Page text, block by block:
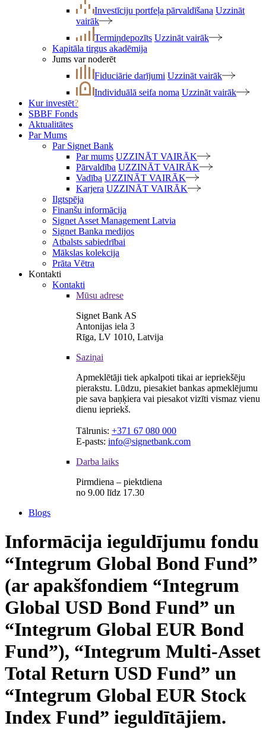
Investīciju portfeļa pārvaldīšana Uzzināt
vairāk
Termiņdepozīts Uzzināt vairāk
Kapitāla tirgus akadēmija
Jums var noderēt
Fiduciārie darījumi Uzzināt vairāk
Individuālā seifa noma Uzzināt vairāk
Kur investēt?
SBBF Fonds
Aktualitātes
Par Mums
Par Signet Bank
Par mums UZZINĀT VAIRĀK
Pārvaldība UZZINĀT VAIRĀK
Vadība UZZINĀT VAIRĀK
Karjera UZZINĀT VAIRĀK
Ilgtspēja
Finanšu informācija
Signet Asset Management Latvia
Signet Banka medijos
Atbalsts sabiedrībai
Mākslas kolekcija
Prāta Vētra
Kontakti
Kontakti
Mūsu adrese
Signet Bank AS
Antonijas iela 3
Rīga, LV 1010, Latvija
Saziņai
Apmeklētāji tiek apkalpoti tikai ar iepriekšēju
pierakstu. Lūdzu, piesakiet bankas apmeklējumu
pie sava baņķiera vai piesakot vizīti vismaz vienu
dienu iepriekš.
Tālrunis: +371 67 080 000
E-pasts: info@signetbank.com
Darba laiks
Pirmdiena – piektdiena
no 9.00 līdz 17.30
Blogs
Informācija ieguldījumu fondu
“Integrum Global Bond Fund”
(ar apakšfondiem “Integrum
Global USD Bond Fund” un
“Integrum Global EUR Bond
Fund”), “Integrum Multi-Asset
Total Return USD Fund” un
“Integrum Global EUR Stock
Index Fund” ieguldītājiem.